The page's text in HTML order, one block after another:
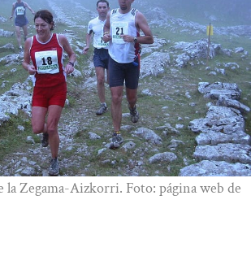
la Zegama-Aizkorri. Foto: página web de